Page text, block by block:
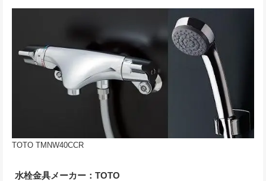
TOTO TMNW40CCR
水栓金具メーカー：TOTO